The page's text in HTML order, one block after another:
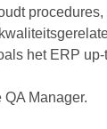
het ERP
Manager.